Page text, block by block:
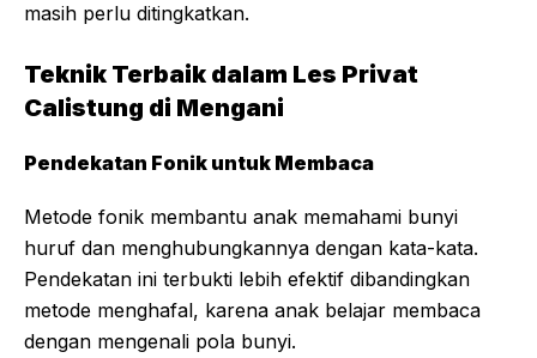
masih perlu ditingkatkan.
Teknik Terbaik dalam Les Privat
Calistung di Mengani
Pendekatan Fonik untuk Membaca
Metode fonik membantu anak memahami bunyi
huruf dan menghubungkannya dengan kata-kata.
Pendekatan ini terbukti lebih efektif dibandingkan
metode menghafal, karena anak belajar membaca
dengan mengenali pola bunyi.